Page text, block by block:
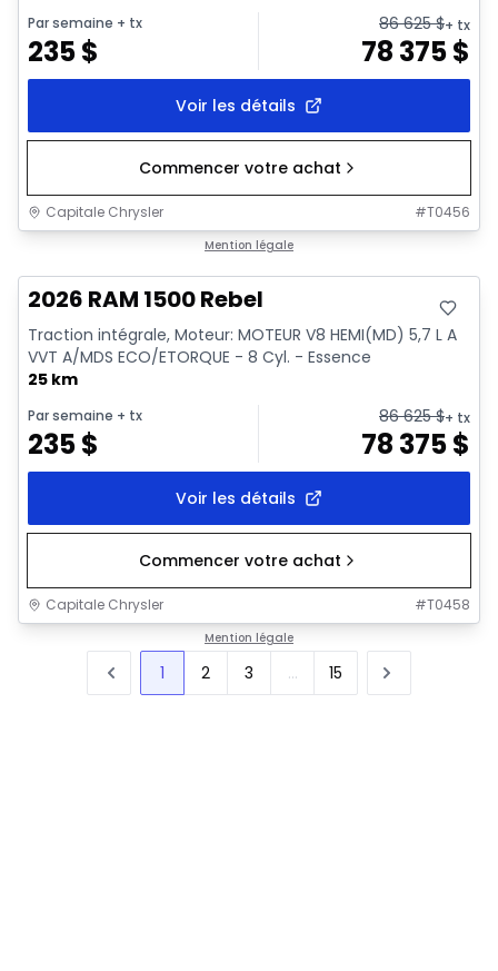
Par semaine + tx
235$
86 625$+ tx
78 375$
Voir les détails
Commencer votre achat
Capitale Chrysler #T0456
Mention légale
2026 RAM 1500 Rebel
Traction intégrale, Moteur: MOTEUR V8 HEMI(MD) 5,7 L A
VVT A/MDS ECO/ETORQUE - 8 Cyl. - Essence
25 km
Par semaine + tx
235$
86 625$+ tx
78 375$
Voir les détails
Commencer votre achat
Capitale Chrysler #T0458
Mention légale
1 2 3 ... 15